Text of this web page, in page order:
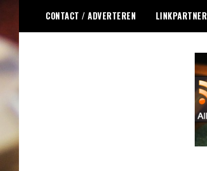
de
inhoud
CONTACT / ADVERTEREN